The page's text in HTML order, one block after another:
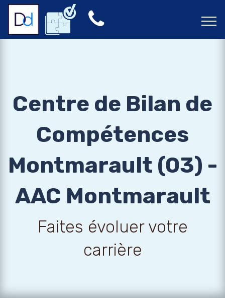
Centre de Bilan de
Compétences
Montmarault (03) -
AAC Montmarault
Faites évoluer votre
carrière